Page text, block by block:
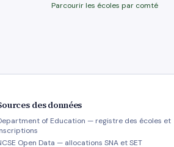
Parcourir les écoles par comté
des données
of Education — registre des écoles et
Open Data — allocations SNA et SET